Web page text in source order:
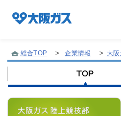
企業/グループについて
総合TOP > 企業情報 > 大